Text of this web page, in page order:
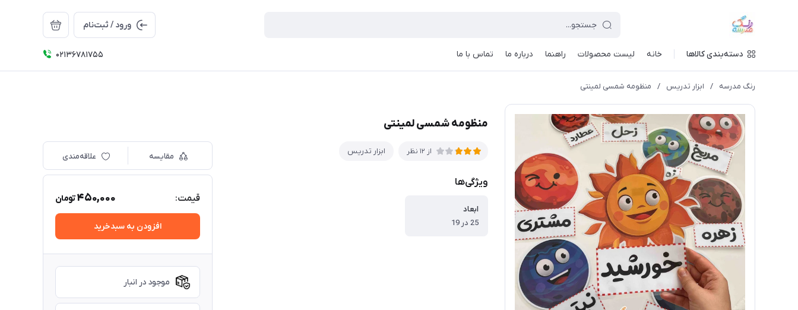
ورود / ثبت‌نام
دسته‌بندی کالاها خانه لیست محصولات راهنما درباره ما تماس با ما 02136781755
رنگ مدرسه / ابزار تدریس / منظومه شمسی لمینتی
منظومه شمسی لمینتی
از 12 نظر ابزار تدریس
ویژگی‌ها
ابعاد
25 در 19
مقایسه علاقه‌مندی
قیمت: 450,000تومان
افزودن به سبدخرید
موجود در انبار